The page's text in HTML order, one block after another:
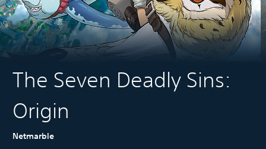
The Seven Deadly Sins:
Origin
Netmarble